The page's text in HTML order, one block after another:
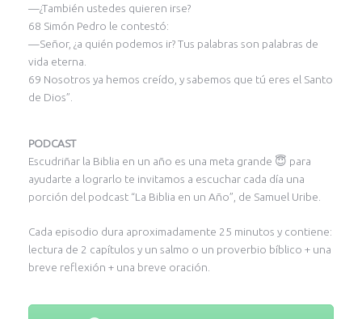
—¿También ustedes quieren irse?
68 Simón Pedro le contestó:
—Señor, ¿a quién podemos ir? Tus palabras son palabras de
vida eterna.
69 Nosotros ya hemos creído, y sabemos que tú eres el Santo
de Dios”.
PODCAST
Escudriñar la Biblia en un año es una meta grande 😇 para
ayudarte a lograrlo te invitamos a escuchar cada día una
porción del podcast “La Biblia en un Año”, de Samuel Uribe.
Cada episodio dura aproximadamente 25 minutos y contiene:
lectura de 2 capítulos y un salmo o un proverbio bíblico + una
breve reflexión + una breve oración.